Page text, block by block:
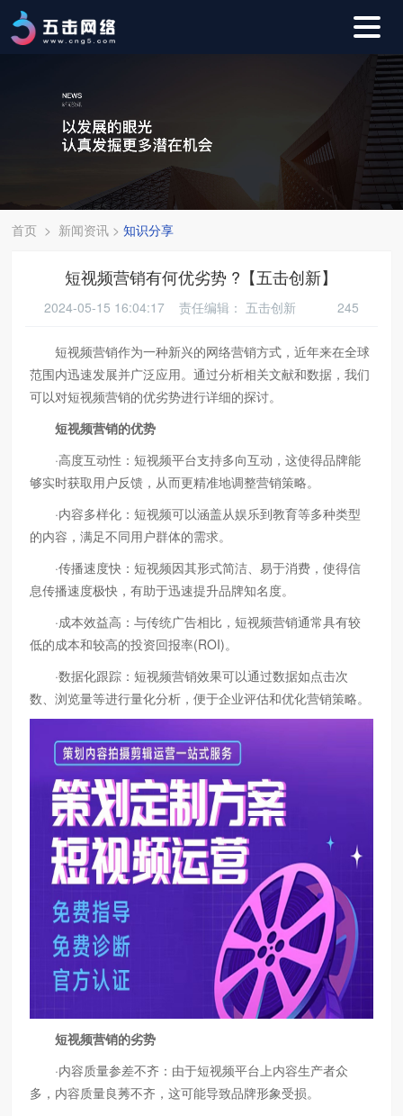
首页 > 新闻资讯 >知识分享
短视频营销有何优劣势 ?【五击创新】
2024-05-15 16:04:17 责任编辑： 五击创新 245
短视频营销作为一种新兴的网络营销方式，近年来在全球
范围内迅速发展并广泛应用。通过分析相关文献和数据，我们
可以对短视频营销的优劣势进行详细的探讨。
短视频营销的优势
·高度互动性：短视频平台支持多向互动，这使得品牌能
够实时获取用户反馈，从而更精准地调整营销策略。
·内容多样化：短视频可以涵盖从娱乐到教育等多种类型
的内容，满足不同用户群体的需求。
·传播速度快：短视频因其形式简洁、易于消费，使得信
息传播速度极快，有助于迅速提升品牌知名度。
·成本效益高：与传统广告相比，短视频营销通常具有较
低的成本和较高的投资回报率(ROI)。
·数据化跟踪：短视频营销效果可以通过数据如点击次
数、浏览量等进行量化分析，便于企业评估和优化营销策略。
短视频营销的劣势
·内容质量参差不齐：由于短视频平台上内容生产者众
多，内容质量良莠不齐，这可能导致品牌形象受损。